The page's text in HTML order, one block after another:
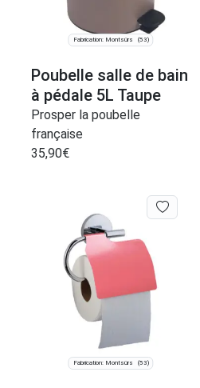
Fabrication: Montsûrs (53)
Poubelle salle de bain
à pédale 5L Taupe
Prosper la poubelle
française
35,90€
Fabrication: Montsûrs (53)